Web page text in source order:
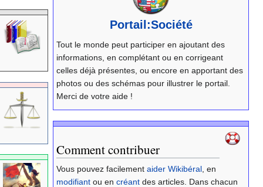
Portail:Société
Tout le monde peut participer en ajoutant des
informations, en complétant ou en corrigeant
celles déjà présentes, ou encore en apportant des
photos ou des schémas pour illustrer le portail.
Merci de votre aide !
Comment contribuer
Vous pouvez facilement aider Wikibéral , en
modifiant ou en créant des articles. Dans chacun